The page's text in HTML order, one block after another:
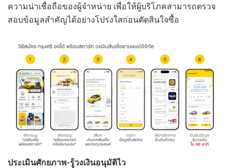
ความน่าเชื่อถือของผู้จำหน่าย เพื่อให้ผู้บริโภคสามารถตรวจ
สอบข้อมูลสำคัญได้อย่างโปร่งใสก่อนตัดสินใจซื้อ
ประเมินศักยภาพ-รู้วงเงินอนุมัติไว